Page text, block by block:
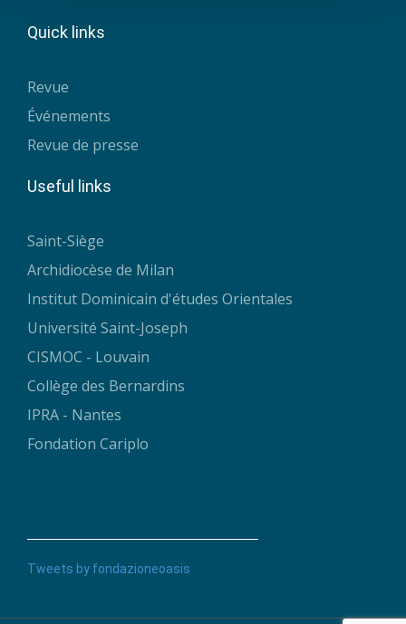
Quick links
Revue
Événements
Revue de presse
Useful links
Saint-Siège
Archidiocèse de Milan
Institut Dominicain d'études Orientales
Université Saint-Joseph
CISMOC - Louvain
Collège des Bernardins
IPRA - Nantes
Fondation Cariplo
Tweets by fondazioneoasis